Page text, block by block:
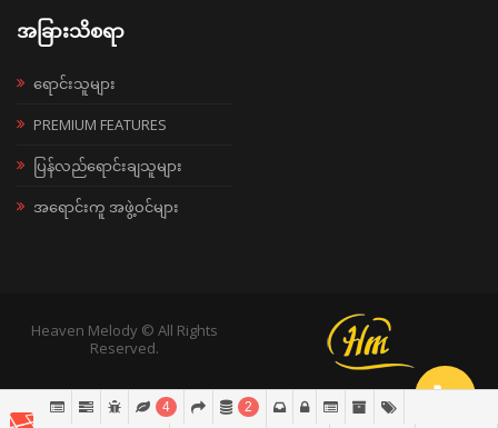
အခြားသိစရာ
ရောင်းသူများ
PREMIUM FEATURES
ပြန်လည်ရောင်းချသူများ
အရောင်းကူ အဖွဲ့ဝင်များ
Heaven Melody © All Rights
Reserved.
4 2